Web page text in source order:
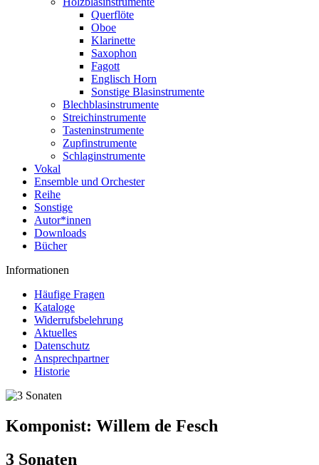
Querflöte
Oboe
Klarinette
Saxophon
Fagott
Englisch Horn
Sonstige Blasinstrumente
Blechblasinstrumente
Streichinstrumente
Tasteninstrumente
Zupfinstrumente
Schlaginstrumente
Vokal
Ensemble und Orchester
Reihe
Sonstige
Autor*innen
Downloads
Bücher
Informationen
Häufige Fragen
Kataloge
Widerrufsbelehrung
Aktuelles
Datenschutz
Ansprechpartner
Historie
Komponist: Willem de Fesch
3 Sonaten